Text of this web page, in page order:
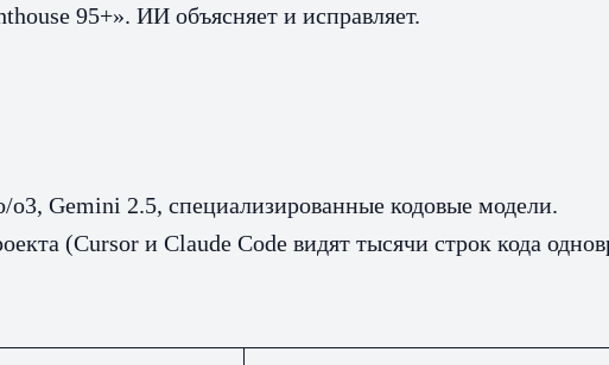
95+». ИИ объясняет и исправляет.
Gemini 2.5, специализированные кодовые модели.
(Cursor и Claude Code видят тысячи строк кода